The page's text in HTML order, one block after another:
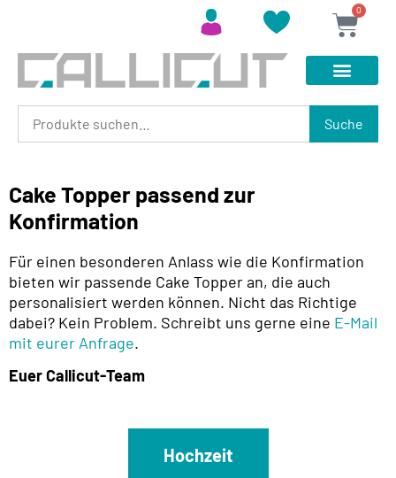
0
Suche
Cake Topper passend zur
Konfirmation
Für einen besonderen Anlass wie die Konfirmation
bieten wir passende Cake Topper an, die auch
personalisiert werden können. Nicht das Richtige
dabei? Kein Problem. Schreibt uns gerne eine E-Mail
mit eurer Anfrage.
Euer Callicut-Team
Hochzeit